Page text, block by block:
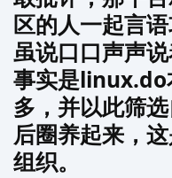
区的人一起言
虽说口口声声
事实是linux.do
多，并以此筛
后圈养起来，
组织。